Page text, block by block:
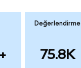
Değerlendirme
75.8K